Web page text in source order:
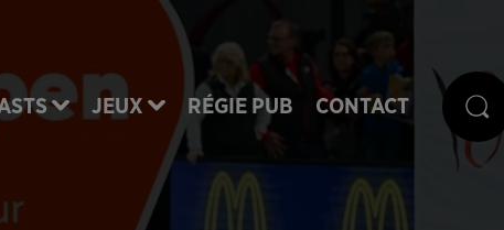
JEUX RÉGIE PUB CONTACT